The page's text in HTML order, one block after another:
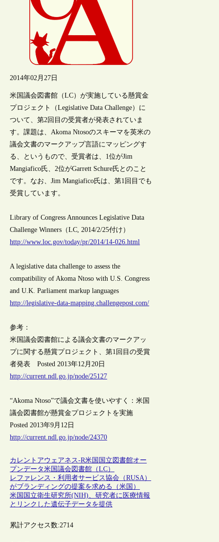
2014年02月27日
米国議会図書館（LC）が実施している懸賞金
プロジェクト（Legislative Data Challenge）に
ついて、第2回目の受賞者が発表されていま
す。課題は、Akoma Ntosoのスキーマを英米の
議会文書のマークアップ言語にマッピングす
る、というもので、受賞者は、1位がJim
Mangiafico氏、2位がGarrett Schure氏とのこと
です。なお、Jim Mangiafico氏は、第1回目でも
受賞しています。
Library of Congress Announces Legislative Data
Challenge Winners（LC, 2014/2/25付け）
http://www.loc.gov/today/pr/2014/14-026.html
A legislative data challenge to assess the
compatibility of Akoma Ntoso with U.S. Congress
and U.K. Parliament markup languages
http://legislative-data-mapping.challengepost.com/
参考：
米国議会図書館による議会文書のマークアッ
プに関する懸賞プロジェクト、第1回目の受賞
者発表 Posted 2013年12月20日
http://current.ndl.go.jp/node/25127
“Akoma Ntoso”で議会文書を使いやすく：米国
議会図書館が懸賞金プロジェクトを実施
Posted 2013年9月12日
http://current.ndl.go.jp/node/24370
カレントアウェアネス-R米国 国立図書館オー
プンデータ米国議会図書館（LC）
レファレンス・利用者サービス協会（RUSA）
がブランディングの提案を求める（米国）
米国国立衛生研究所(NIH)、研究者に医療情報
とリンクした遺伝子データを提供
累計アクセス数:2714